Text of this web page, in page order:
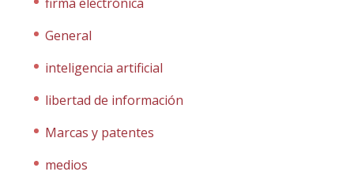
General
inteligencia artificial
libertad de información
Marcas y patentes
medios